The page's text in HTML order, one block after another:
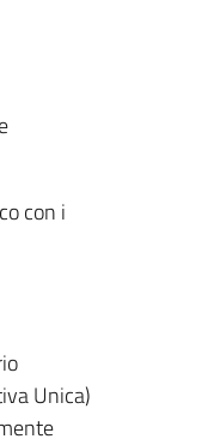
con i
Unica)